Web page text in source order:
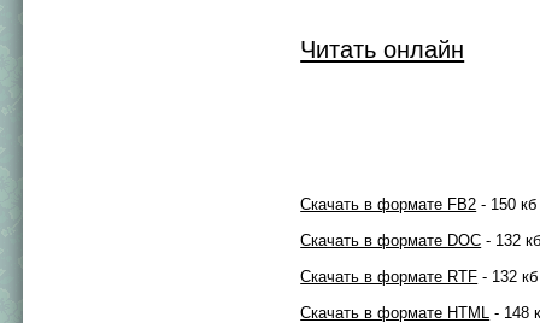
Читать онлайн
Скачать в формате FB2 - 150 кб
Скачать в формате DOC - 132
Скачать в формате RTF - 132 кб
Скачать в формате HTML - 148